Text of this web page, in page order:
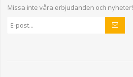
Missa inte våra erbjudanden och nyheter!